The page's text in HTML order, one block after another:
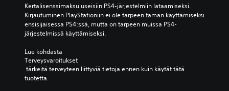
Kertalisenssimaksu useisiin PS4-järjestelmiin lataamiseksi.
Kirjautuminen PlayStationiin ei ole tarpeen tämän käyttämiseksi
ensisijaisessa PS4:ssä, mutta on tarpeen muissa PS4-
järjestelmissä käyttämiseksi.
Lue kohdasta
Terveysvaroitukset
tuotetta.